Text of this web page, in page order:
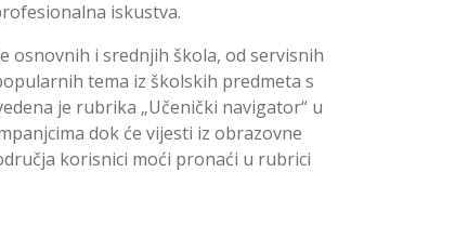
iskustva.
osnovnih i srednjih škola, od servisnih
tema iz školskih predmeta s
je rubrika „Učenički navigator“ u
dok će vijesti iz obrazovne
korisnici moći pronaći u rubrici